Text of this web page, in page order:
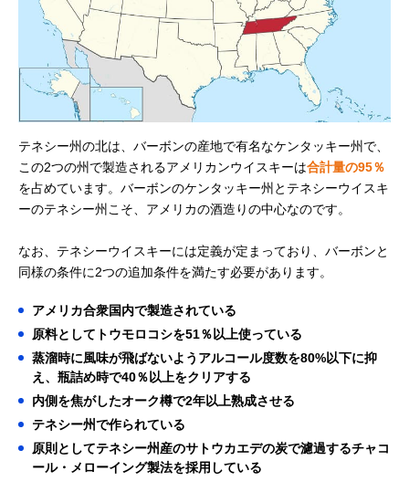
テネシー州の北は、バーボンの産地で有名なケンタッキー州で、
この2つの州で製造されるアメリカンウイスキーは合計量の95％
を占めています。バーボンのケンタッキー州とテネシーウイスキ
ーのテネシー州こそ、アメリカの酒造りの中心なのです。
なお、テネシーウイスキーには定義が定まっており、バーボンと
同様の条件に2つの追加条件を満たす必要があります。
アメリカ合衆国内で製造されている
原料としてトウモロコシを51％以上使っている
蒸溜時に風味が飛ばないようアルコール度数を80%以下に抑
え、瓶詰め時で40％以上をクリアする
内側を焦がしたオーク樽で2年以上熟成させる
テネシー州で作られている
原則としてテネシー州産のサトウカエデの炭で濾過するチャコ
ール・メローイング製法を採用している